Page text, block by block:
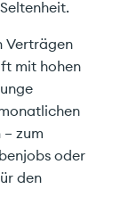
Verträgen
mit hohen
zum
oder
den